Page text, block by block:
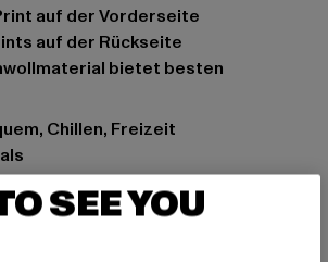
auf der Vorderseite
auf der Rückseite
Chillen, Freizeit
SEE YOU